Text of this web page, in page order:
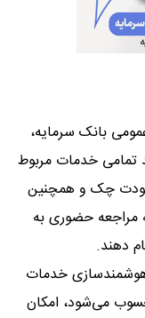
بانک سرمایه،
تمامی خدمات مربوط
عودت چک و همچنین
مراجعه حضوری به
دهند.
خدمات
می‌شود، امکان